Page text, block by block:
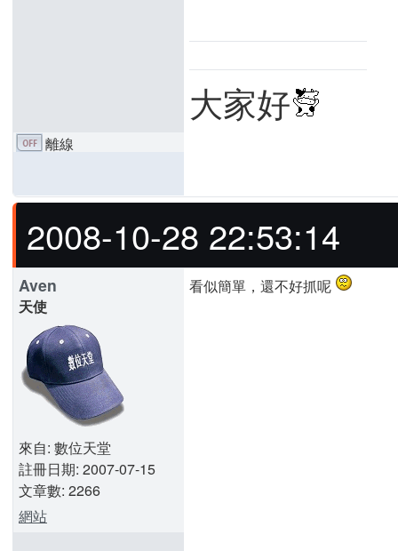
大家好
離線
2008-10-28 22:53:14
Aven
天使
來自: 數位天堂
註冊日期: 2007-07-15
文章數: 2266
網站
看似簡單，還不好抓呢